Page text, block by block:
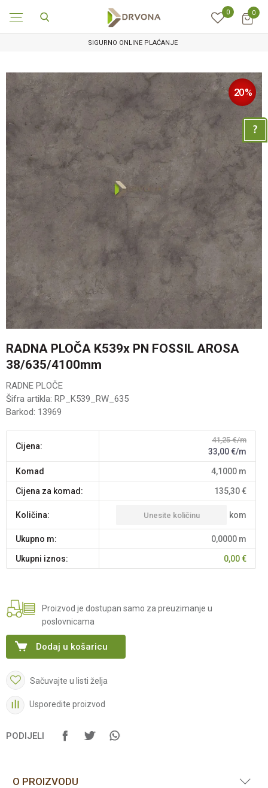
0 0
SIGURNO ONLINE PLAĆANJE
20%
RADNA PLOČA K539x PN FOSSIL AROSA
38/635/4100mm
RADNE PLOČE
Šifra artikla: RP_K539_RW_635
Barkod: 13969
Cijena:
41,25 €/m
33,00€/m
komad 4,1000 m
Cijena za komad: 135,30€
Količina: kom
Ukupno m: 0,0000 m
Ukupni iznos: 0,00€
Proizvod je dostupan samo za preuzimanje u
poslovnicama
Dodaj u košaricu
Sačuvajte u listi želja
Usporedite proizvod
PODIJELI
O PROIZVODU